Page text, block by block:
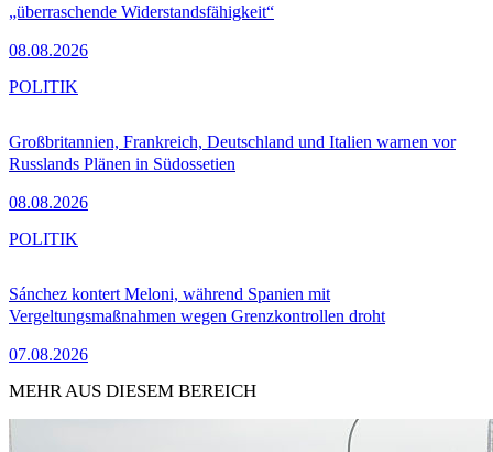
„überraschende Widerstandsfähigkeit“
08.08.2026
Großbritannien, Frankreich, Deutschland und Italien warnen vor
Russlands Plänen in Südossetien
08.08.2026
POLITIK
Sánchez kontert Meloni, während Spanien mit
Vergeltungsmaßnahmen wegen Grenzkontrollen droht
07.08.2026
POLITIK
MEHR AUS DIESEM BEREICH